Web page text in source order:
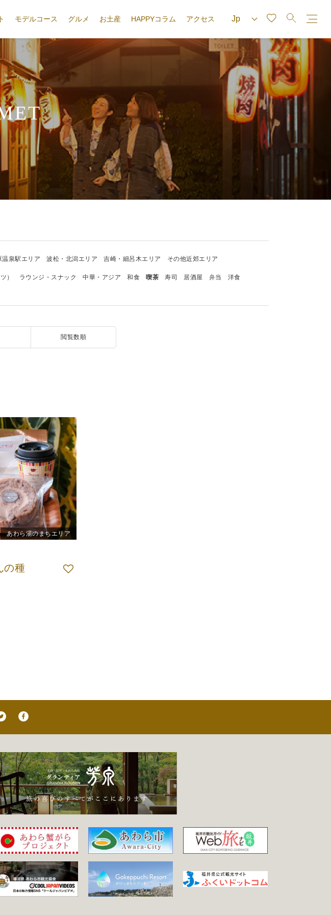
モデルコース グルメ お土産 HAPPYコラム アクセス
温泉駅エリア 波松・北潟エリア 吉崎・細呂木エリア その他近郊エリア
） ラウンジ・スナック 中華・アジア 和食 喫茶 寿司 居酒屋 弁当
洋食
閲覧数順
あわら湯のまちエリア
の種